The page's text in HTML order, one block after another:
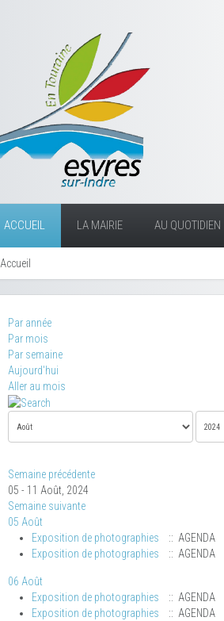
ACCUEIL LA MAIRIE AU QUOTIDIEN
Accueil
Par année
Par mois
Par semaine
Aujourd'hui
Aller au mois
Semaine précédente
05 - 11 Août, 2024
Semaine suivante
05 Août
Exposition de photographies
:: AGENDA
Exposition de photographies
:: AGENDA
06 Août
Exposition de photographies
:: AGENDA
Exposition de photographies
:: AGENDA